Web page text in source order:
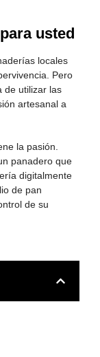
usted
locales
Pero
de utilizar las
artesanal a
la pasión.
panadero que
digitalmente
de pan
de su